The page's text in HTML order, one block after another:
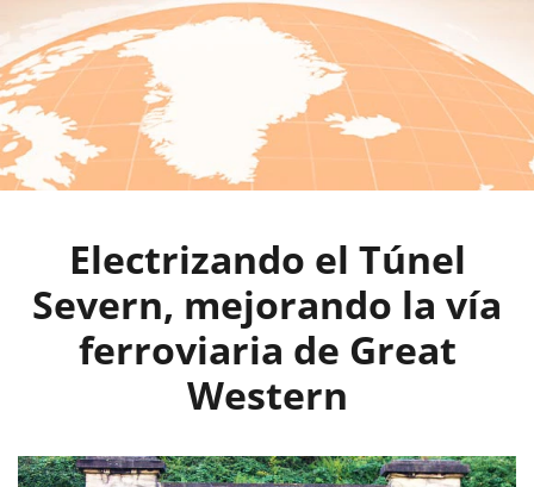
Electrizando el Túnel
Severn, mejorando la vía
ferroviaria de Great
Western